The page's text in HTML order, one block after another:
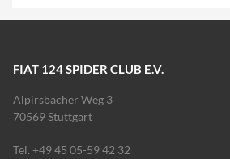
FIAT 124 SPIDER CLUB E.V.
Alpirsbacher Weg 3
70569 Stuttgart
Tel. +49 45 05-59 42 32